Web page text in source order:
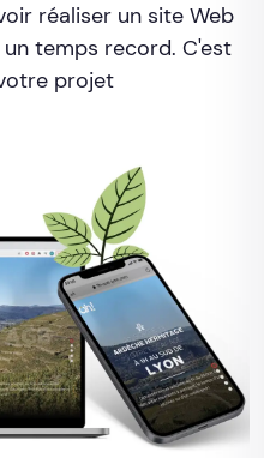
réaliser un site Web
temps record. C'est
projet